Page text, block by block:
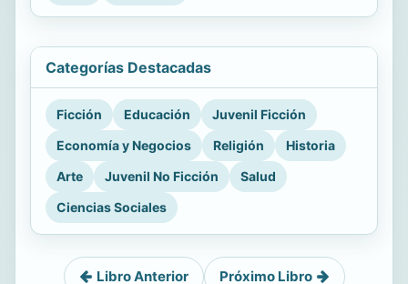
Categorías Destacadas
Ficción Educación
Juvenil Ficción
Economía y Negocios
Religión
Historia
Arte
Juvenil No Ficción
Salud
Ciencias Sociales
Libro Anterior Próximo Libro